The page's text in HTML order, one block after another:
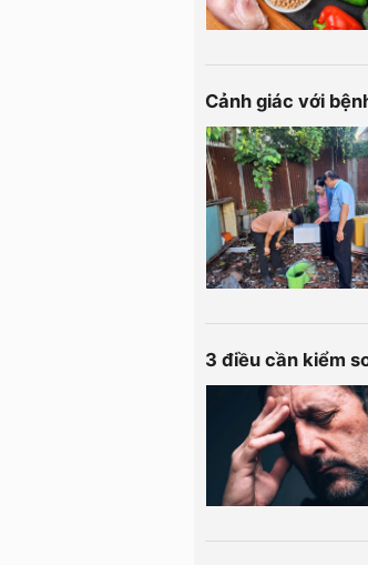
Cảnh giác với
3 điều cần kiểm